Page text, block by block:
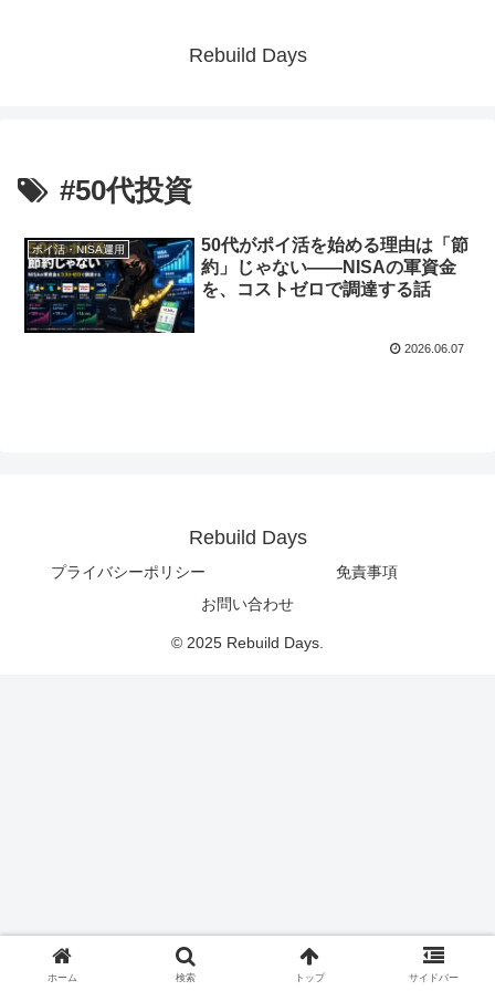
Rebuild Days
#50代投資
ポイ活・NISA運用
50代がポイ活を始める理由は「節
約」じゃない——NISAの軍資金
を、コストゼロで調達する話
2026.06.07
Rebuild Days
プライバシーポリシー
免責事項
お問い合わせ
© 2025 Rebuild Days.
ホーム 検索 トップ サイドバー